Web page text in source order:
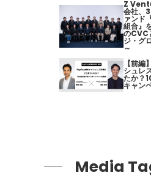
Z
会社、
ァンド
組合』
のCVC
ジ・グ
～
【前編
シュレ
たか？
キャン
Media